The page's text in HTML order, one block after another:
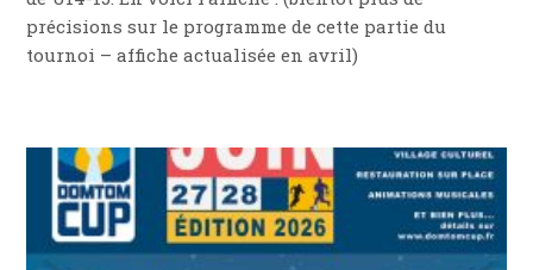
précisions sur le programme de cette partie du
tournoi – affiche actualisée en avril)